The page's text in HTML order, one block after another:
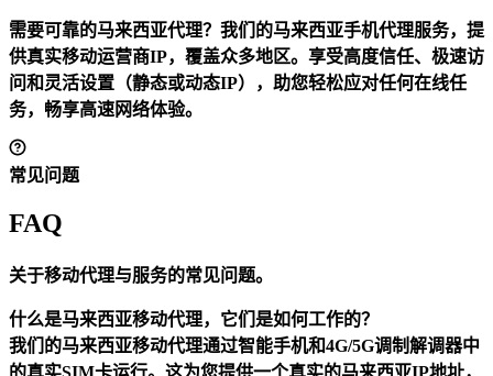
需要可靠的马来西亚代理？我们的马来西亚手机代理服务，提
供真实移动运营商IP，覆盖众多地区。享受高度信任、极速访
问和灵活设置（静态或动态IP），助您轻松应对任何在线任
务，畅享高速网络体验。
常见问题
FAQ
关于移动代理与服务的常见问题。
什么是马来西亚移动代理，它们是如何工作的？
我们的马来西亚移动代理通过智能手机和4G/5G调制解调器中